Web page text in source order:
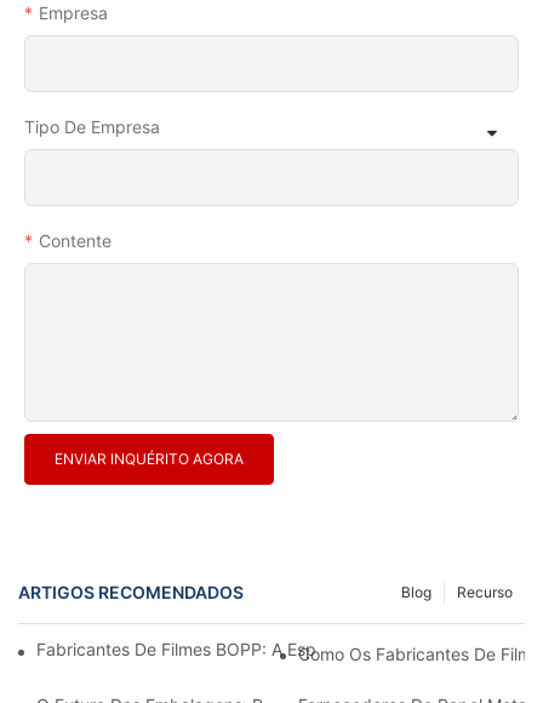
Empresa
Tipo De Empresa
Contente
ENVIAR INQUÉRITO AGORA
ARTIGOS RECOMENDADOS Recurso
Blog
Fabricantes De Filmes BOPP: A Espinha Dorsal Das
Como Os Fabricantes De